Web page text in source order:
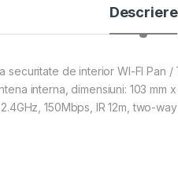
Descriere
securitate de interior WI-FI Pan
interna, dimensiuni: 103
150Mbps, IR 12m, two-